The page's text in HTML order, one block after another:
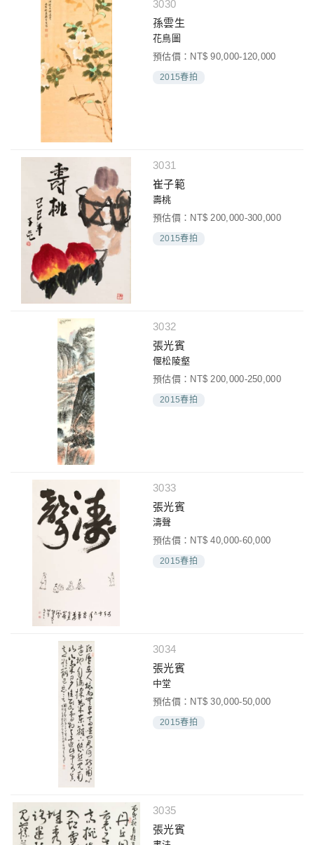
3030
孫雲生
花鳥圖
預估價：NT$ 90,000-120,000
2015春拍
3031
崔子範
壽桃
預估價：NT$ 200,000-300,000
2015春拍
3032
張光賓
偃松陵壑
預估價：NT$ 200,000-250,000
2015春拍
3033
張光賓
濤聲
預估價：NT$ 40,000-60,000
2015春拍
3034
張光賓
中堂
預估價：NT$ 30,000-50,000
2015春拍
3035
張光賓